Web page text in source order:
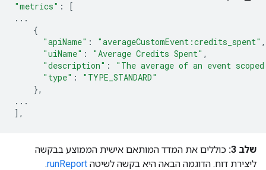
"metrics" :
[
...
{
"apiName" : "averageCustomEvent:credits_spent" ,
"uiName" : "Average Credits Spent" ,
"description" :
"The average of an event
"type" :
"TYPE_STANDARD"
},
...
],
שלב 3:
כוללים את המדד המותאם אישית הממוצע בבקשה
ליצירת דוח. הדוגמה הבאה היא בקשה לשיטה runReport
.